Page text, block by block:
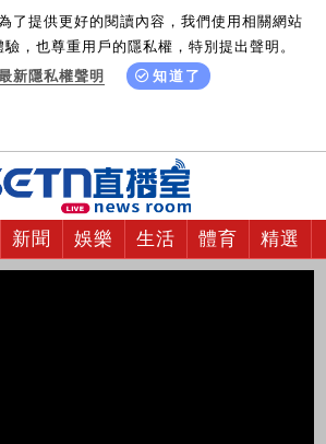
了提供更好的閱讀內容，我們使用相關網站
，也尊重用戶的隱私權，特別提出聲明。
新隱私權聲明
知道了
新聞 娛樂 生活 體育 精選